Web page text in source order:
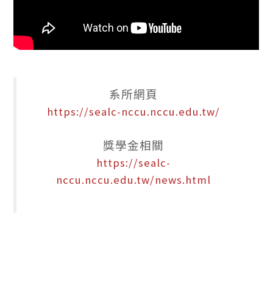
系所網頁
https://sealc-nccu.nccu.edu.tw/
獎學金相關
https://sealc-
nccu.nccu.edu.tw/news.html